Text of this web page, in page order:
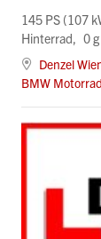
145 PS (107
Hinterrad
0
Denzel
BMW Motorrad